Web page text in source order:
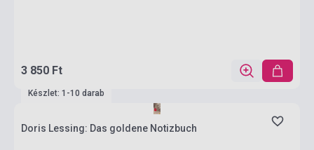
3 850 Ft
Készlet: 1-10 darab
Doris Lessing: Das goldene Notizbuch